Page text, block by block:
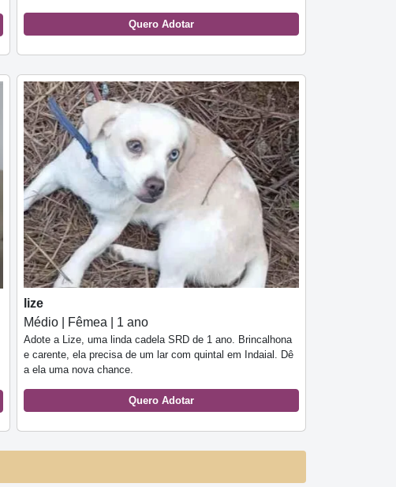
Quero Adotar
lize
Médio | Fêmea | 1 ano
Adote a Lize, uma linda cadela SRD de 1 ano. Brincalhona
e carente, ela precisa de um lar com quintal em Indaial. Dê
a ela uma nova chance.
Quero Adotar